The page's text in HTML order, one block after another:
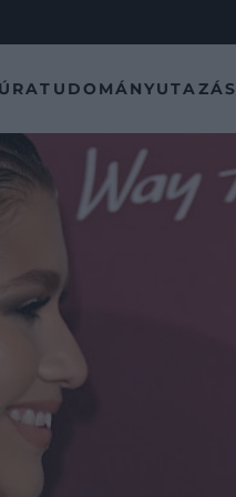
TUDOMÁNYUTAZÁS